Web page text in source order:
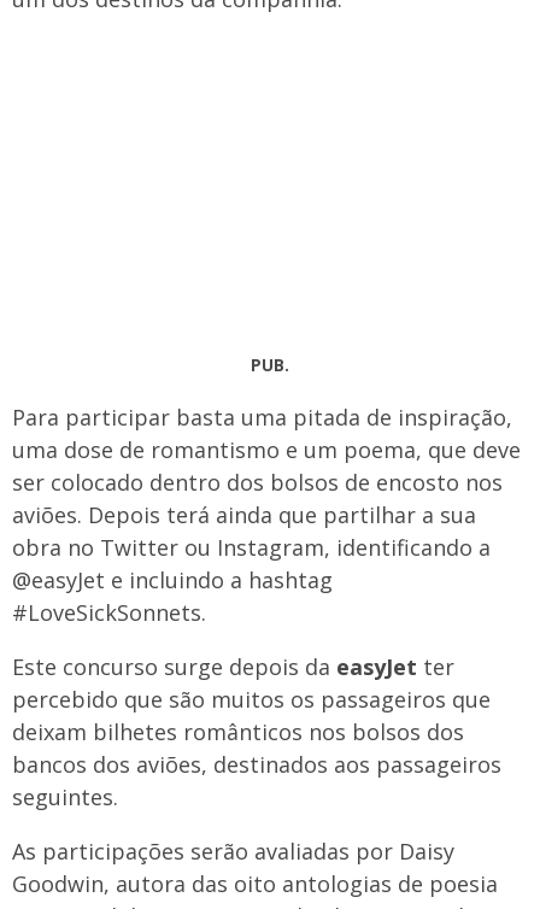
PUB.
Para participar basta uma pitada de inspiração,
uma dose de romantismo e um poema, que deve
ser colocado dentro dos bolsos de encosto nos
aviões. Depois terá ainda que partilhar a sua
obra no Twitter ou Instagram, identificando a
@easyJet e incluindo a hashtag
#LoveSickSonnets.
Este concurso surge depois da easyJet ter
percebido que são muitos os passageiros que
deixam bilhetes românticos nos bolsos dos
bancos dos aviões, destinados aos passageiros
seguintes.
As participações serão avaliadas por Daisy
Goodwin, autora das oito antologias de poesia